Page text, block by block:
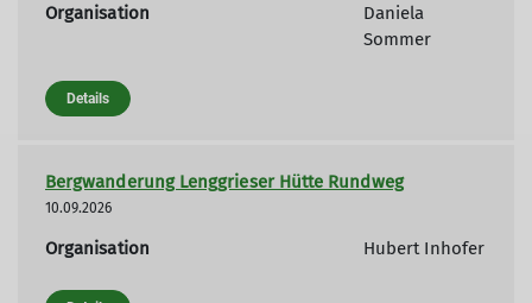
Organisation
Daniela
Sommer
Details
Bergwanderung Lenggrieser Hütte Rundweg
10.09.2026
Organisation Hubert Inhofer